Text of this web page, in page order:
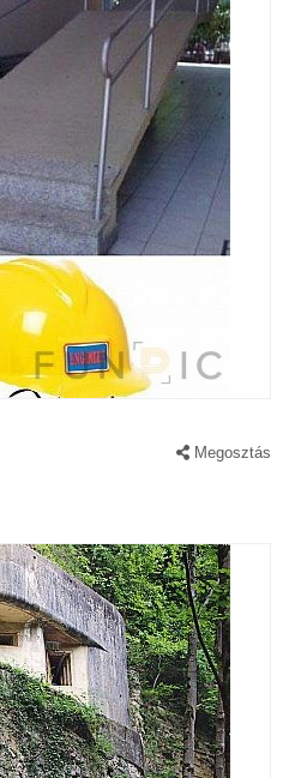
Megosztás